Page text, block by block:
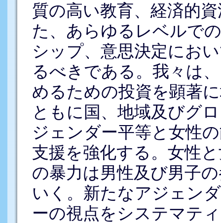
質の高い教育、経済的
た、あらゆるレベルで
シップ、意思決定にお
るべきである。我々は
めるための投資を顕著
ともに国、地域及びグ
ジェンダー平等と女性
支援を強化する。女性
の暴力は男性及び男子
いく。新たなアジェン
ーの視点をシステマテ